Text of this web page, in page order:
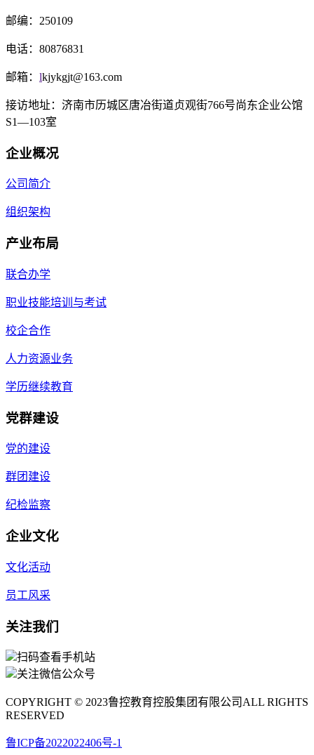
邮编： 250109
电话： 80876831
邮箱： lkjykgjt@163.com
接访地址：济南市历城区唐冶街道贞观街766号尚东企业公馆
S1—103室
企业概况
公司简介
组织架构
产业布局
联合办学
职业技能培训与考试
校企合作
人力资源业务
学历继续教育
党群建设
党的建设
群团建设
纪检监察
企业文化
文化活动
员工风采
关注我们
扫码查看手机站
关注微信公众号
COPYRIGHT © 2023鲁控教育控股集团有限公司ALL RIGHTS
RESERVED
鲁ICP备2022022406号-1